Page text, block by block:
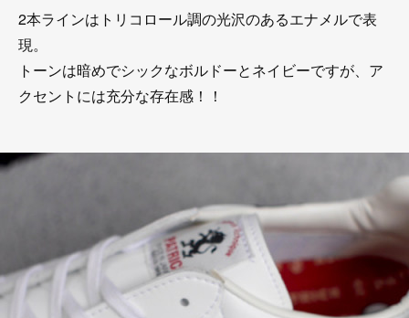
2本ラインはトリコロール調の光沢のあるエナメルで表
現。
トーンは暗めでシックなボルドーとネイビーですが、ア
クセントには充分な存在感！！